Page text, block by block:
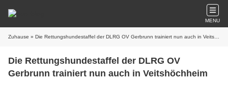
MENU
Zuhause » Die Rettungshundestaffel der DLRG OV Gerbrunn trainiert nun auch in Veitshöchheim
Die Rettungshundestaffel der DLRG OV
Gerbrunn trainiert nun auch in Veitshöchheim